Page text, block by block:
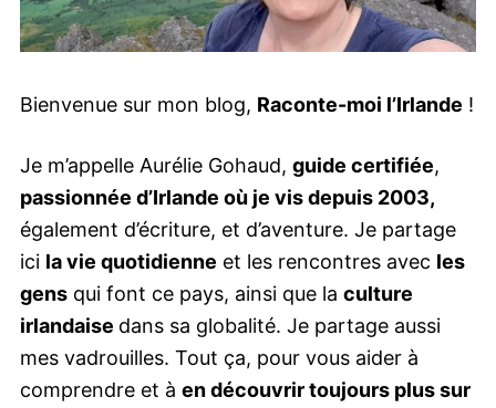
Bienvenue sur mon blog, Raconte-moi l’Irlande !
Je m’appelle Aurélie Gohaud, guide certifiée,
passionnée d’Irlande où je vis depuis 2003,
également d’écriture, et d’aventure. Je partage
ici la vie quotidienne et les rencontres avec les
gens qui font ce pays, ainsi que la culture
irlandaise dans sa globalité. Je partage aussi
mes vadrouilles. Tout ça, pour vous aider à
comprendre et à en découvrir toujours plus sur